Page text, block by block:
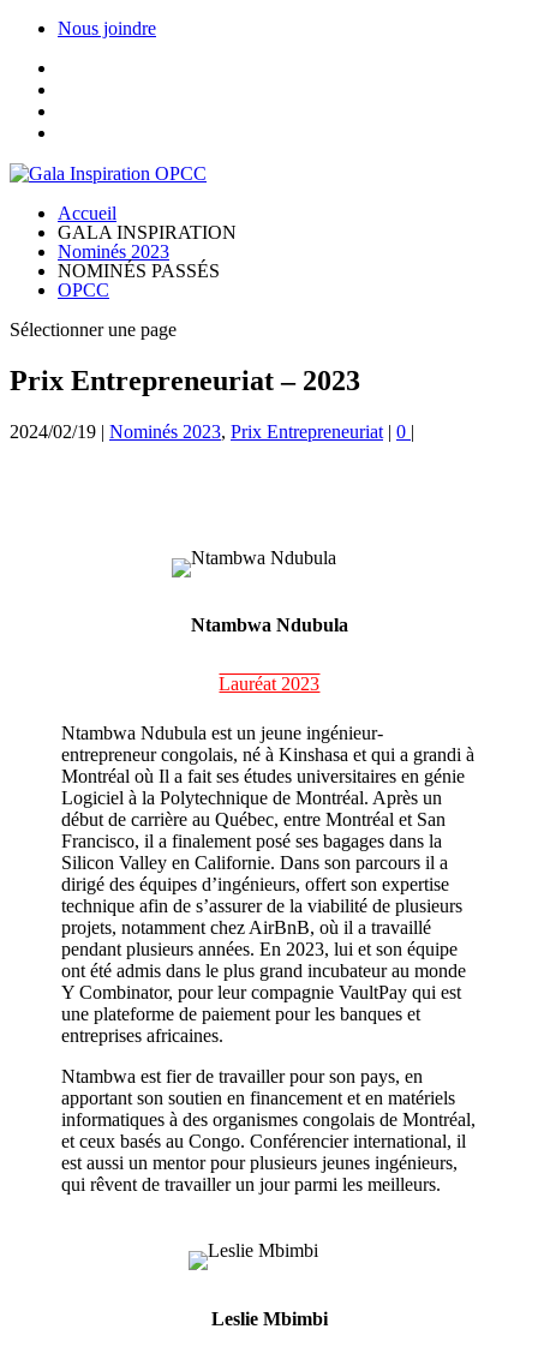
Nous joindre
Accueil
GALA INSPIRATION
Nominés 2023
NOMINÉS PASSÉS
OPCC
Sélectionner une page
Prix Entrepreneuriat – 2023
2024/02/19 | Nominés 2023, Prix Entrepreneuriat | 0 |
Ntambwa Ndubula
Lauréat 2023
Ntambwa Ndubula est unjeuneingénieur-
entrepreneurcongolais, né à Kinshasa et qui a grandi à
Montréal où Il a fait ses études universitaires en génie
Logicielà la Polytechnique de Montréal. Après un
début de carrière au Québec, entre Montréal et San
Francisco,ilafinalementposé ses bagagesdans la
Silicon Valley en Californie. Dans son parcours il a
dirigé des équipes d’ingénieurs,offert son expertise
technique afin de s’assurer de la viabilité deplusieurs
projets, notamment chez AirBnB,oùilatravaillé
pendant plusieurs années. En 2023, lui et son équipe
ont été admis dans le plus grand incubateur au monde
YCombinator, pour leur compagnieVaultPay qui est
une plateforme de paiement pour les banques et
entreprises africaines.
Ntambwa est fier de travailler pour son pays, en
apportant son soutienen financement et en matériels
informatiques à des organismes congolais de Montréal,
et ceux basés au Congo.Conférencier international, il
est aussi un mentor pour plusieurs jeunes ingénieurs,
qui rêvent de travailler un jour parmi les meilleurs.
Leslie Mbimbi